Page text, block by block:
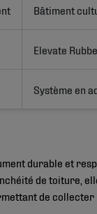
Bâtiment
Elevate
Système en
durable et
de toiture,
de collecter